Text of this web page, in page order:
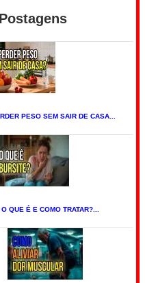
PESO SEM SAIR DE CASA...
QUE É E COMO TRATAR?...